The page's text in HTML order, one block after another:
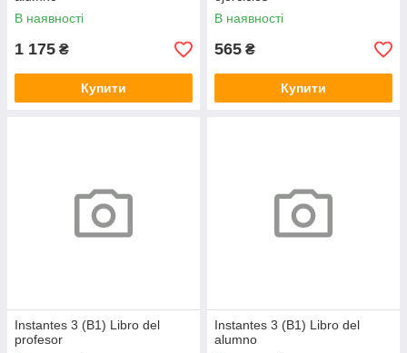
В наявності
1 175 ₴
Купити
В наявності
565 ₴
Купити
Instantes 3 (B1) Libro del
profesor
Instantes 3 (B1) Libro del
alumno